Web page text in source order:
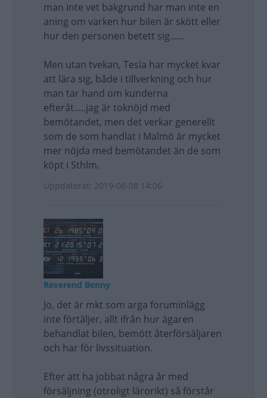
man inte vet bakgrund har man inte en
aning om varken hur bilen är skött eller
hur den personen betett sig......
Men utan tvekan, Tesla har mycket kvar
att lära sig, både i tillverkning och hur
man tar hand om kunderna
efteråt.....jag är toknöjd med
bemötandet, men det verkar generellt
som de som handlat i Malmö är mycket
mer nöjda med bemötandet än de som
köpt i Sthlm.
Uppdaterat: 2019-08-08 14:06
Reverend Benny
Jo, det är mkt som arga foruminlägg
inte förtäljer, allt ifrån hur ägaren
behandlat bilen, bemött återförsäljaren
och har för livssituation.
Efter att ha jobbat några år med
försäljning (otroligt lärorikt) så förstår